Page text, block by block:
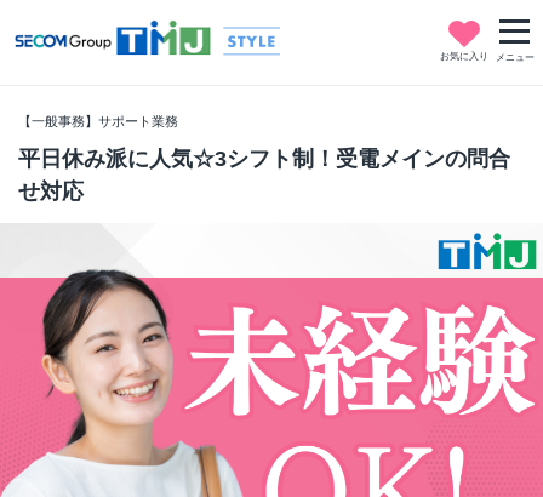
お気に入り メニュー
【一般事務】サポート業務
平日休み派に人気☆3シフト制！受電メインの問合
せ対応